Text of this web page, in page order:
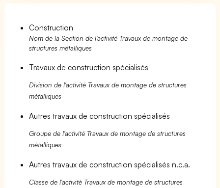
Construction
Nom de la Section de l'activité Travaux de montage de
structures métalliques
Travaux de construction spécialisés
Division de l'activité Travaux de montage de structures
métalliques
Autres travaux de construction spécialisés
Groupe de l'activité Travaux de montage de structures
métalliques
Autres travaux de construction spécialisés n.c.a.
Classe de l'activité Travaux de montage de structures